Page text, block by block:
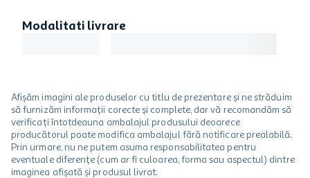
Modalitati livrare
Afișăm imagini ale produselor cu titlu de prezentare și ne străduim
să furnizăm informații corecte și complete, dar vă recomandăm să
verificați întotdeauna ambalajul produsului deoarece
producătorul poate modifica ambalajul fără notificare prealabilă.
Prin urmare, nu ne putem asuma responsabilitatea pentru
eventuale diferențe (cum ar fi culoarea, forma sau aspectul) dintre
imaginea afișată și produsul livrat.